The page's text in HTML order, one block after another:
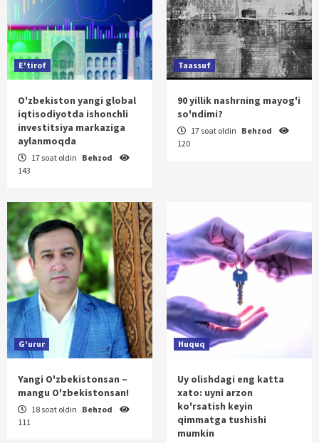
E'tirof
O'zbekiston yangi global
iqtisodiyotda ishonchli
investitsiya markaziga
aylanmoqda
17 soat oldin Behzod
143
Taassuf
90 yillik nashrning mayog'i
so'ndimi?
17 soat oldin Behzod
120
G'urur
Yangi O'zbekistonsan –
mangu O'zbekistonsan!
18 soat oldin Behzod
111
Huquq
Uy olishdagi eng katta
xato: uyni arzon
ko'rsatish keyin
qimmatga tushishi
mumkin